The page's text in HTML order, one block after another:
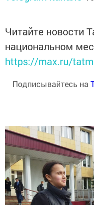
Читайте новости
национальном
https://max.ru/
Подписывайтесь на